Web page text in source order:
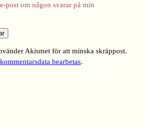
post om någon svarar på min
Akismet för att minska skräppost.
bearbetas.